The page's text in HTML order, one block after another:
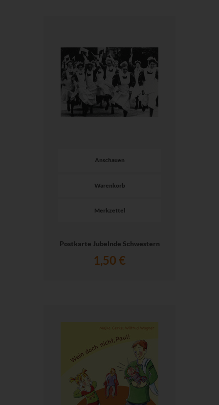
Anschauen
Warenkorb
Merkzettel
Postkarte Jubelnde Schwestern
1,50 €